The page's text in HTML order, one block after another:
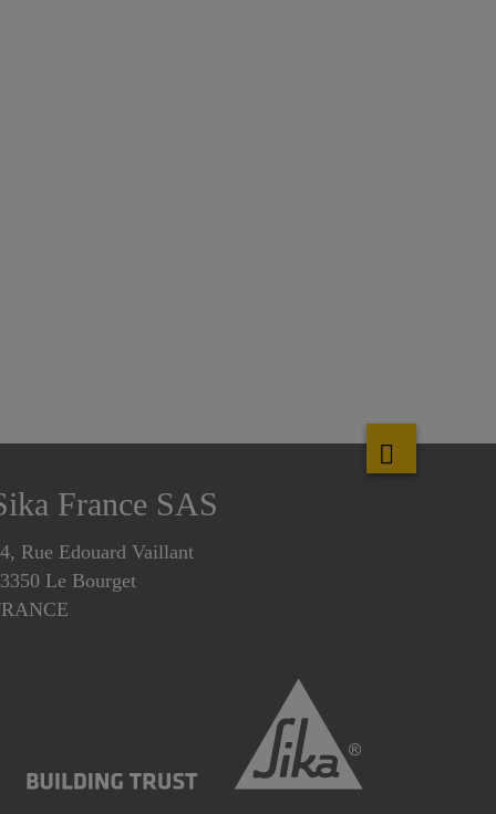
France SAS
Rue Edouard Vaillant
Le Bourget